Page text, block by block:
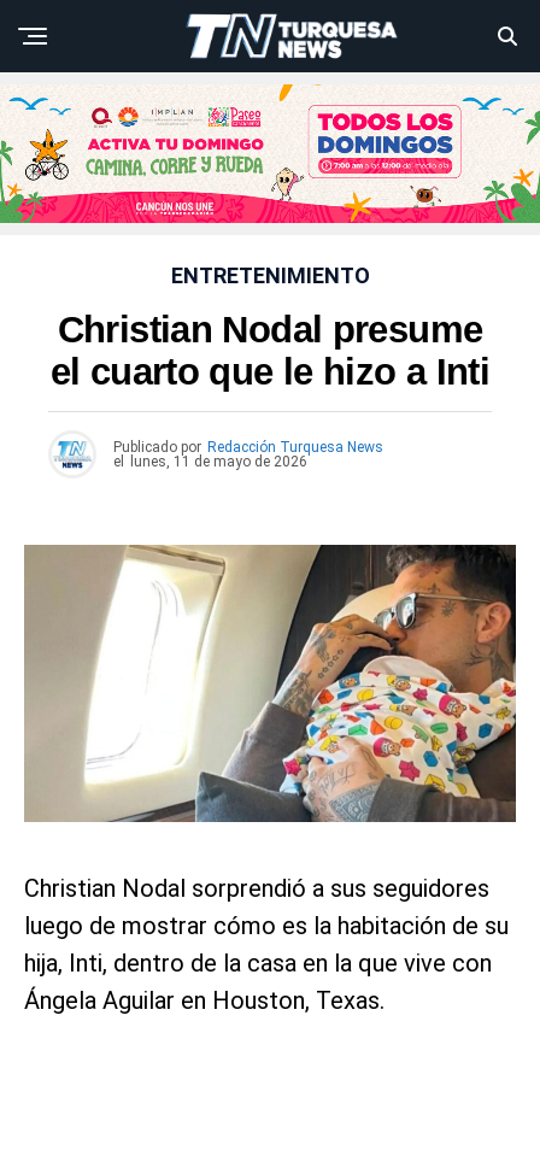
ENTRETENIMIENTO
Christian Nodal presume
el cuarto que le hizo a Inti
Publicado por Redacción Turquesa News
el
lunes, 11 de mayo de 2026
Christian Nodal sorprendió a sus seguidores
luego de mostrar cómo es la habitación de su
hija, Inti, dentro de la casa en la que vive con
Ángela Aguilar en Houston, Texas.